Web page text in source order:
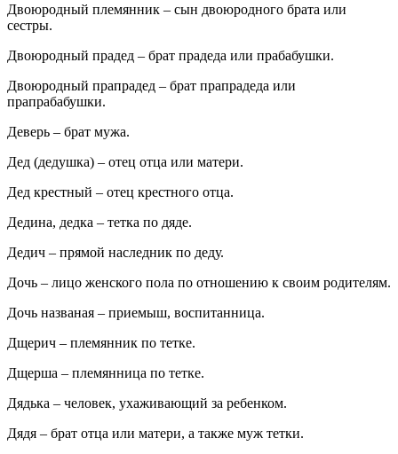
Двоюродный племянник – сын двоюродного брата или
сестры.
Двоюродный прадед – брат прадеда или прабабушки.
Двоюродный прапрадед – брат прапрадеда или
прапрабабушки.
Деверь – брат мужа.
Дед (дедушка) – отец отца или матери.
Дед крестный – отец крестного отца.
Дедина, дедка – тетка по дяде.
Дедич – прямой наследник по деду.
Дочь – лицо женского пола по отношению к своим родителям.
Дочь названая – приемыш, воспитанница.
Дщерич – племянник по тетке.
Дщерша – племянница по тетке.
Дядька – человек, ухаживающий за ребенком.
Дядя – брат отца или матери, а также муж тетки.